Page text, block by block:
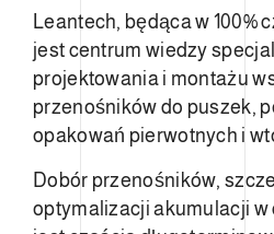
Leantech, będąca w 100%
jest centrum wiedzy
projektowania i montażu
przenośników do puszek,
opakowań pierwotnych i
Dobór przenośników,
optymalizacji akumulacji w